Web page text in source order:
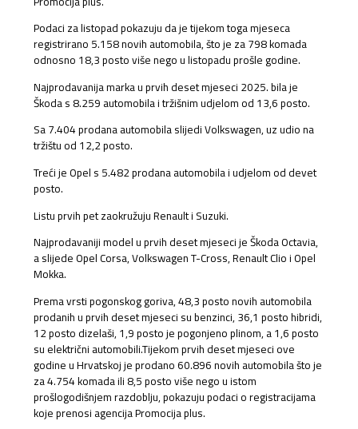
Podaci za listopad pokazuju da je tijekom toga mjeseca
registrirano 5.158 novih automobila, što je za 798 komada
odnosno 18,3 posto više nego u listopadu prošle godine.
Najprodavanija marka u prvih deset mjeseci 2025. bila je
Škoda s 8.259 automobila i tržišnim udjelom od 13,6 posto.
Sa 7.404 prodana automobila slijedi Volkswagen, uz udio na
tržištu od 12,2 posto.
Treći je Opel s 5.482 prodana automobila i udjelom od devet
posto.
Listu prvih pet zaokružuju Renault i Suzuki.
Najprodavaniji model u prvih deset mjeseci je Škoda Octavia,
a slijede Opel Corsa, Volkswagen T-Cross, Renault Clio i Opel
Mokka.
Prema vrsti pogonskog goriva, 48,3 posto novih automobila
prodanih u prvih deset mjeseci su benzinci, 36,1 posto hibridi,
12 posto dizelaši, 1,9 posto je pogonjeno plinom, a 1,6 posto
su električni automobili.Tijekom prvih deset mjeseci ove
godine u Hrvatskoj je prodano 60.896 novih automobila što je
za 4.754 komada ili 8,5 posto više nego u istom
prošlogodišnjem razdoblju, pokazuju podaci o registracijama
koje prenosi agencija Promocija plus.